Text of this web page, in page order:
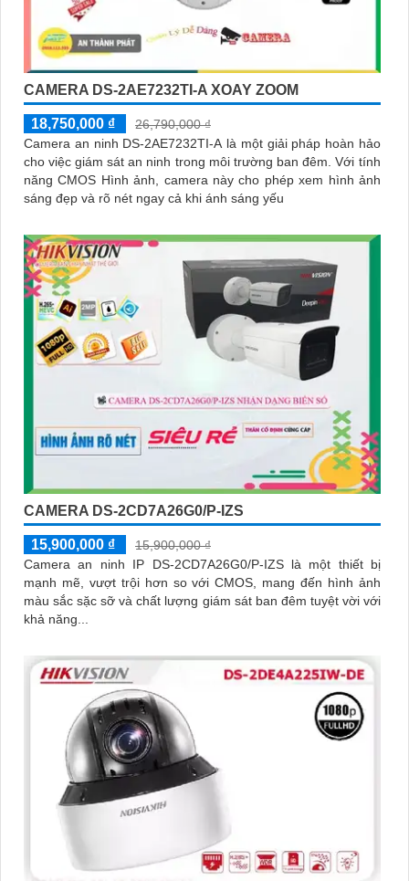
CAMERA DS-2AE7232TI-A XOAY ZOOM
18,750,000 ₫
26,790,000 ₫
Camera an ninh DS-2AE7232TI-A là một giải pháp hoàn hảo
cho việc giám sát an ninh trong môi trường ban đêm. Với tính
năng CMOS Hình ảnh, camera này cho phép xem hình ảnh
sáng đẹp và rõ nét ngay cả khi ánh sáng yếu
CAMERA DS-2CD7A26G0/P-IZS
15,900,000 ₫
15,900,000 ₫
Camera an ninh IP DS-2CD7A26G0/P-IZS là một thiết bị
mạnh mẽ, vượt trội hơn so với CMOS, mang đến hình ảnh
màu sắc sặc sỡ và chất lượng giám sát ban đêm tuyệt vời với
khả năng...